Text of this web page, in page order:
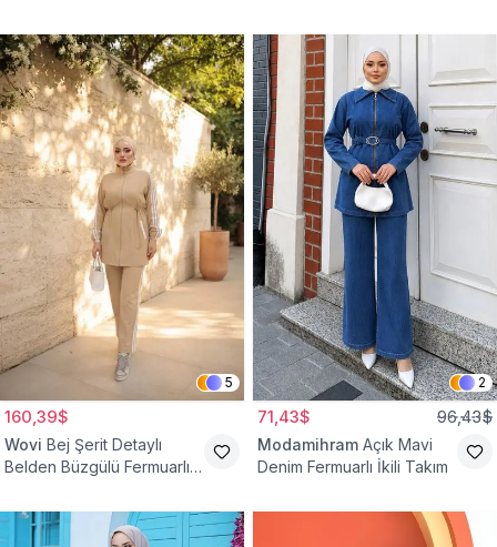
Takım
5
160,39$
Wovi Bej Şerit Detaylı
Belden Büzgülü Fermuarlı
2
71,43$ 96,43$
Modamihram Açık Mavi
Denim Fermuarlı İkili Takım